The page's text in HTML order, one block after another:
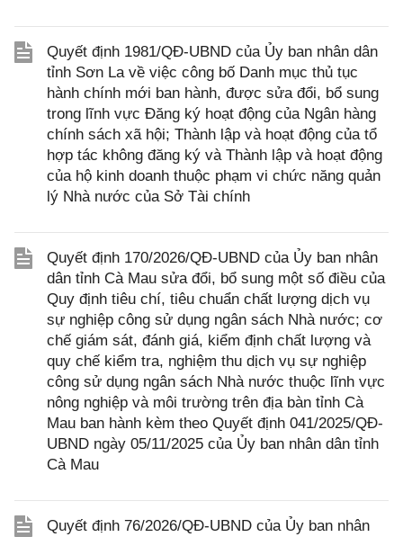
Quyết định 1981/QĐ-UBND của Ủy ban nhân dân
tỉnh Sơn La về việc công bố Danh mục thủ tục
hành chính mới ban hành, được sửa đổi, bổ sung
trong lĩnh vực Đăng ký hoạt động của Ngân hàng
chính sách xã hội; Thành lập và hoạt động của tổ
hợp tác không đăng ký và Thành lập và hoạt động
của hộ kinh doanh thuộc phạm vi chức năng quản
lý Nhà nước của Sở Tài chính
Quyết định 170/2026/QĐ-UBND của Ủy ban nhân
dân tỉnh Cà Mau sửa đổi, bổ sung một số điều của
Quy định tiêu chí, tiêu chuẩn chất lượng dịch vụ
sự nghiệp công sử dụng ngân sách Nhà nước; cơ
chế giám sát, đánh giá, kiểm định chất lượng và
quy chế kiểm tra, nghiệm thu dịch vụ sự nghiệp
công sử dụng ngân sách Nhà nước thuộc lĩnh vực
nông nghiệp và môi trường trên địa bàn tỉnh Cà
Mau ban hành kèm theo Quyết định 041/2025/QĐ-
UBND ngày 05/11/2025 của Ủy ban nhân dân tỉnh
Cà Mau
Quyết định 76/2026/QĐ-UBND của Ủy ban nhân